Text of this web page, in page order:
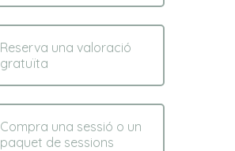
Reserva una valoració
gratuïta
Compra una sessió o un
paquet de sessions